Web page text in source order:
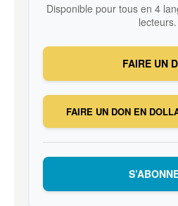
Disponible pour tous en 4
lecteurs.
FAIRE UN
FAIRE UN DON EN